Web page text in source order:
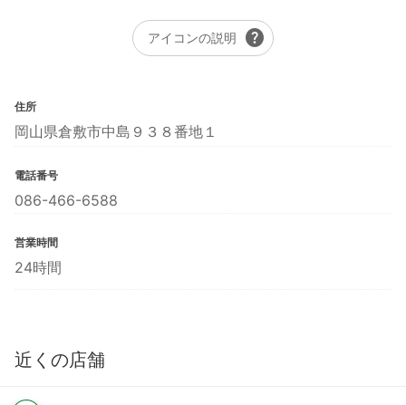
アイコンの説明 help
住所
岡山県倉敷市中島９３８番地１
電話番号
086-466-6588
営業時間
24時間
近くの店舗